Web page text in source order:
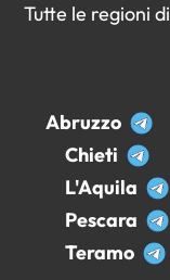
Tutte le regioni
Abruzzo
Chieti
L'Aquila
Pescara
Teramo